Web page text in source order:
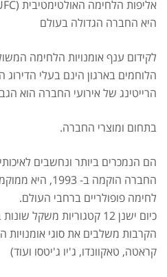
היא החברה הגדולה בעולם
לקידום ענף אומנויות הלחימה
הלוחמים בארגון הינם בעלי הדירוג
הרייטינג של אירועי החברה הוא
בתחום ומוצרי החברה.
הם הנמכרים ביותר ונחשבים
החברה הוקמה ב-
לחימה פופולריים ברחבי העולם.
כיום ישנן 12 קטגוריות משקל שונות בענף.
הקרבות משלבים את סוגי אומנויות
קראטה, טאקוונדו, ג'יו ג'יטסו ועוד)